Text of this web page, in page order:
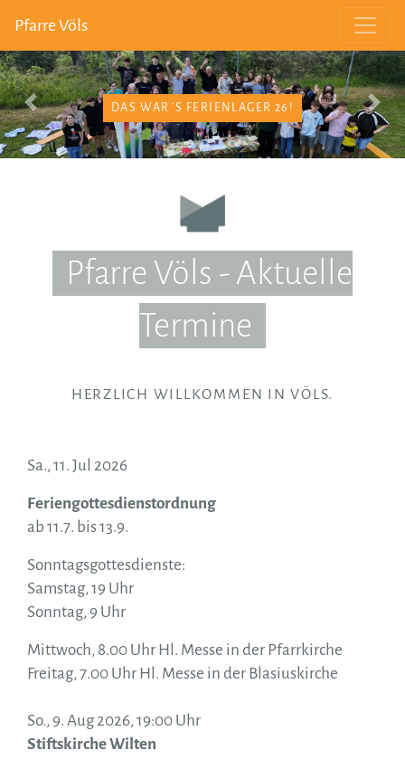
Pfarre Völs
WAS WAR ALLES LOS?
Previous Next
Pfarre Völs - Aktuelle
Termine
HERZLICH WILLKOMMEN IN VÖLS.
Sa., 11. Jul 2026
Feriengottesdienstordnung
ab 11.7. bis 13.9.
Sonntagsgottesdienste:
Samstag, 19 Uhr
Sonntag, 9 Uhr
Mittwoch, 8.00 Uhr Hl. Messe in der Pfarrkirche
Freitag, 7.00 Uhr Hl. Messe in der Blasiuskirche
So., 9. Aug 2026, 19:00 Uhr
Stiftskirche Wilten